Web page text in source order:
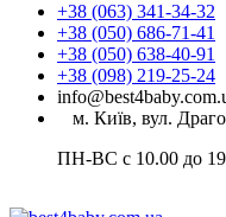
+38 (063) 341-34-32
+38 (050) 686-71-41
+38 (050) 638-40-91
+38 (098) 219-25-24
м. Київ, вул.
ПН-ВС с 10.00 до